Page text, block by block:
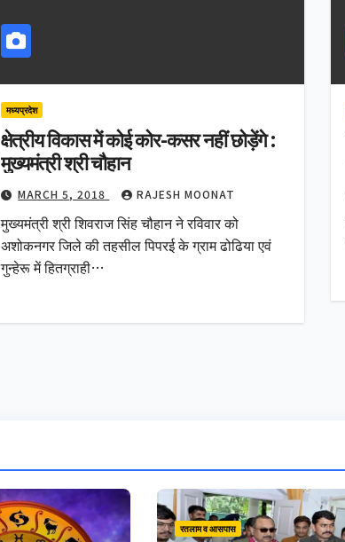
मध्यप्रदेश
क्षेत्रीय विकास में कोई कोर-कसर नहीं छोड़ेंगे :
मुख्यमंत्री श्री चौहान
MARCH 5, 2018 RAJESH MOONAT
मुख्यमंत्री श्री शिवराज सिंह चौहान ने रविवार को
अशोकनगर जिले की तहसील पिपरई के ग्राम ढोढिया एवं
गुन्‍हेरू में हितग्राही…
रतलाम व आसपास